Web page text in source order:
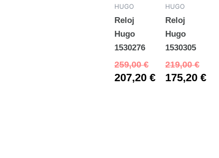
HUGO
Reloj
Hugo
1530276
259,00€
207,20 €
HUGO
Reloj
Hugo
1530305
219,00€
175,20 €